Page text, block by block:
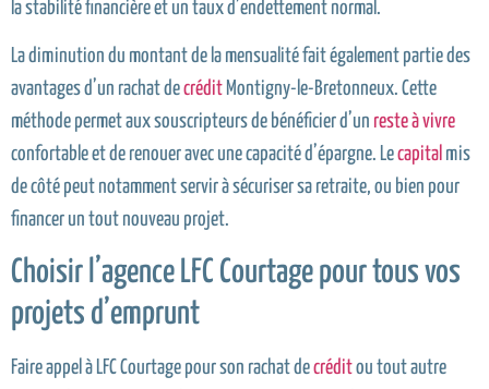
la stabilité financière et un taux d’endettement normal.
La diminution du montant de la mensualité fait également partie des
avantages d’un rachat decrédit Montigny-le-Bretonneux. Cette
méthode permet aux souscripteurs de bénéficier d’un reste à vivre
confortable et de renouer avec une capacité d’épargne. Lecapital mis
de côté peut notamment servir à sécuriser sa retraite, ou bien pour
financer un tout nouveau projet.
Choisir l’agence LFC Courtage pour tous vos
projets d’emprunt
Faire appel à LFC Courtage pour son rachat decréditou tout autre